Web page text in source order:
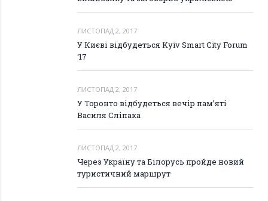
ЛИСТОПАД 2, 2017
У Києві відбудеться Kyiv Smart City Forum
‘17
ЛИСТОПАД 2, 2017
У Торонто відбудеться вечір пам’яті
Василя Сліпака
ЛИСТОПАД 2, 2017
Через Україну та Білорусь пройде новий
туристичний маршрут